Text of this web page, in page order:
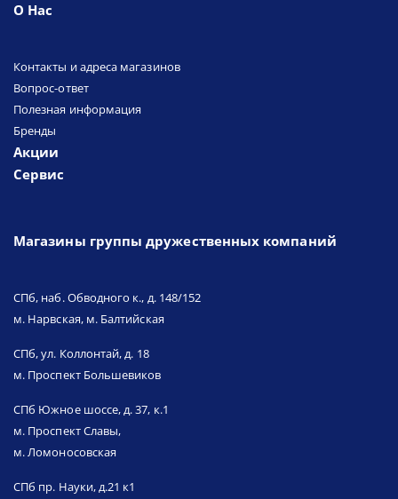
О Нас
Контакты и адреса магазинов
Вопрос-ответ
Полезная информация
Бренды
Акции
Сервис
Магазины группы дружественных компаний
СПб, наб. Обводного к., д. 148/152
м. Нарвская, м. Балтийская
СПб, ул. Коллонтай, д. 18
м. Проспект Большевиков
СПб Южное шоссе, д. 37, к.1
м. Проспект Славы,
м. Ломоносовская
СПб пр. Науки, д.21 к1